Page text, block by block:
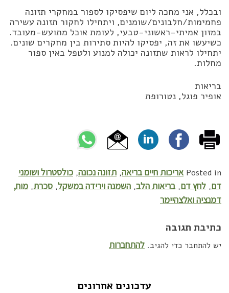
ובכלל, אני מחכה ליום שיפסיקו לספור במחקרי תזונה
פחמימות/חלבונים/שומנים, ויתחילו לחקור תזונה עשירה
במזון אמיתי-ראשוני-טבעי, לעומת אוכל מתועש-מעובד.
כשיעשו את זה, יפסיקו להיות סתירות בין מחקרים שונים.
יתחילו לראות שתזונה יכולה למנוע ולטפל באין ספור
מחלות.
בריאות
אופיר פוגל, נטורופת
Posted in אריכות חיים בריאה, תזונה נכונה, כולסטרול ושומני
דם, לחץ דם,בריאות הלב, השמנה וירידה במשקל, סכרת, מוח,
דמנציה ואלצהיימר
כתיבת תגובה
יש להתחבר כדי להגיב. להתחברות
עדכונים אחרונים